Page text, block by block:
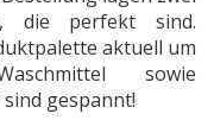
die perfekt sind.
aktuell um
sowie
gespannt!